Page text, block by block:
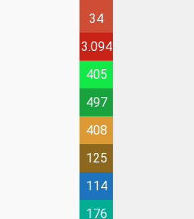
34
3.094
405
497
408
125
114
176